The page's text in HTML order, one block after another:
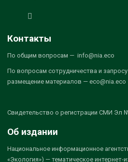
Контакты
По общим вопросам — info@nia.eco
По вопросам сотрудничества и запросу
размещение материалов — eco@nia.eco
Свидетельство о регистрации СМИ Эл
Об издании
Национальное информационное
«Экология») — тематическое